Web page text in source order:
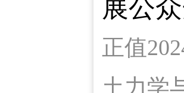
展公
正值
土力学